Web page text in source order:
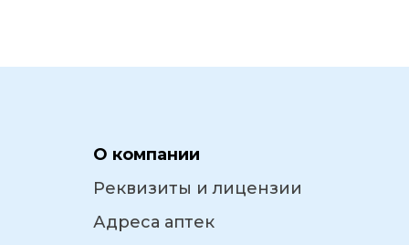
О компании
Реквизиты и лицензии
Адреса аптек